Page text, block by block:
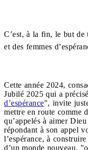
C’est, à la fin, le but de
et des femmes
Cette année 2024,
Jubilé 2025 qui a
d’espérance", invite
mettre en route comme
qu’appelés à aimer
répondant à son appel
l’espérance, à
d’un monde nouveau,